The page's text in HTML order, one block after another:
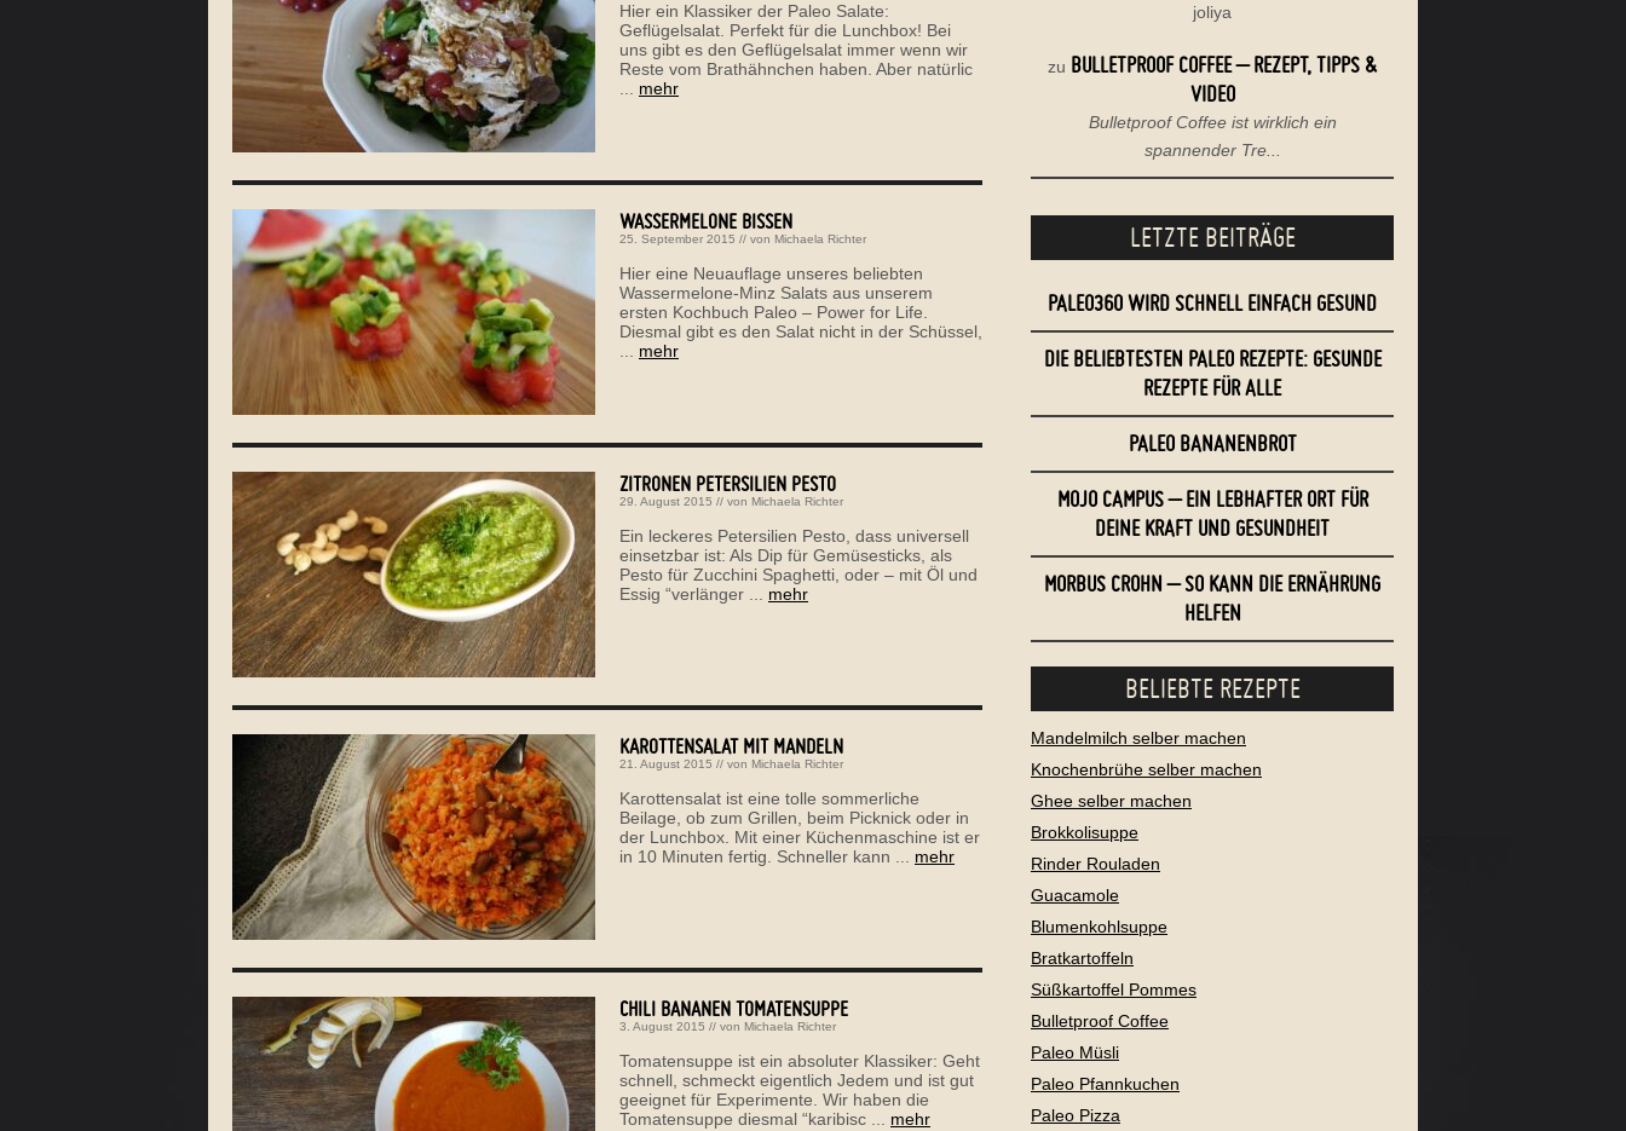
Hier ein Klassiker der Paleo Salate:
Geflügelsalat. Perfekt für die Lunchbox! Bei
uns gibt es den Geflügelsalat immer wenn wir
Reste vom Brathähnchen haben. Aber natürlic
... mehr
WASSERMELONE BISSEN
25. September 2015 // von Michaela Richter
Hier eine Neuauflage unseres beliebten
Wassermelone-Minz Salats aus unserem
ersten Kochbuch Paleo – Power for Life.
Diesmal gibt es den Salat nicht in der Schüssel,
... mehr
ZITRONEN PETERSILIEN PESTO
29. August 2015 // von Michaela Richter
Ein leckeres Petersilien Pesto, dass universell
einsetzbar ist: Als Dip für Gemüsesticks, als
Pesto für Zucchini Spaghetti, oder – mit Öl und
Essig “verlänger ... mehr
KAROTTENSALAT MIT MANDELN
21. August 2015 // von Michaela Richter
Karottensalat ist eine tolle sommerliche
Beilage, ob zum Grillen, beim Picknick oder in
der Lunchbox. Mit einer Küchenmaschine ist er
in 10 Minuten fertig. Schneller kann ... mehr
CHILI BANANEN TOMATENSUPPE
3. August 2015 // von Michaela Richter
Tomatensuppe ist ein absoluter Klassiker: Geht
schnell, schmeckt eigentlich Jedem und ist gut
geeignet für Experimente. Wir haben die
Tomatensuppe diesmal “karibisc ... mehr
joliya
zu BULLETPROOF COFFEE – REZEPT, TIPPS &
VIDEO
Bulletproof Coffee ist wirklich ein
spannender Tre...
LETZTE BEITRÄGE
PALEO360 WIRD SCHNELL EINFACH GESUND
DIE BELIEBTESTEN PALEO REZEPTE: GESUNDE
REZEPTE FÜR ALLE
PALEO BANANENBROT
MOJO CAMPUS – EIN LEBHAFTER ORT FÜR
DEINE KRAFT UND GESUNDHEIT
MORBUS CROHN – SO KANN DIE ERNÄHRUNG
HELFEN
BELIEBTE REZEPTE
Mandelmilch selber machen
Knochenbrühe selber machen
Ghee selber machen
Brokkolisuppe
Rinder Rouladen
Guacamole
Blumenkohlsuppe
Bratkartoffeln
Süßkartoffel Pommes
Bulletproof Coffee
Paleo Müsli
Paleo Pfannkuchen
Paleo Pizza